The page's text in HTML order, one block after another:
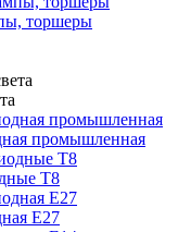
торшеры
промышленная
Т8
E27